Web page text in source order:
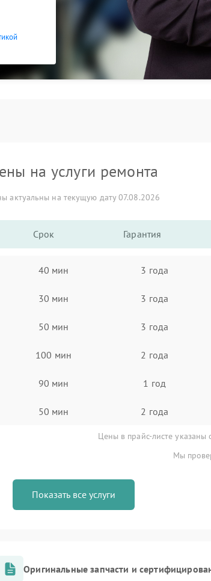
на услуги ремонта
актуальны на текущую дату 07.08.2026
Срок Гарантия
40 мин 3 года
30 мин 3 года
50 мин 3 года
100 мин 2 года
90 мин 1 год
50 мин 2 года
Цены в прайс-листе указаны
Мы
Показать все услуги
Оригинальные запчасти и